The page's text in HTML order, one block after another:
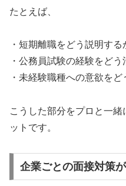
たとえば、
・短期離職をどう説明する
・公務員試験の経験をどう
・未経験職種への意欲を
こうした部分をプロと一
ットです。
企業ごとの面接対策